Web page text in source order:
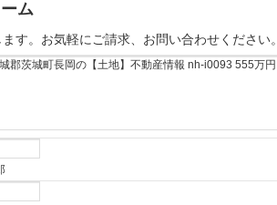
ム
す。お気軽にご請求、お問い合わせください。